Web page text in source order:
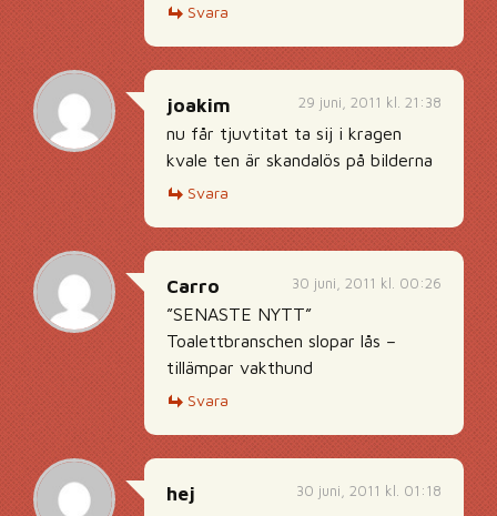
Svara
29 juni, 2011 kl. 21:38
joakim
nu får tjuvtitat ta sij i kragen
kvale ten är skandalös på bilderna
Svara
30 juni, 2011 kl. 00:26
Carro
”SENASTE NYTT”
Toalettbranschen slopar lås –
tillämpar vakthund
Svara
30 juni, 2011 kl. 01:18
hej